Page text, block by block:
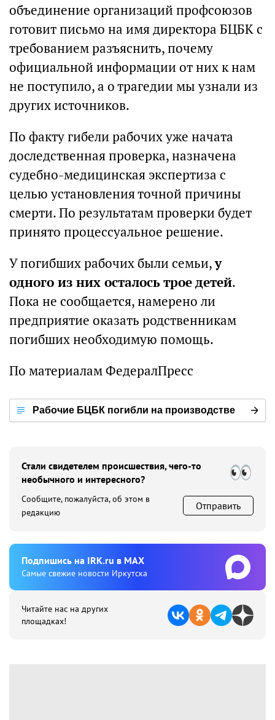
объединение организаций профсоюзов
готовит письмо на имя директора БЦБК с
требованием разъяснить, почему
официальной информации от них к нам
не поступило, а о трагедии мы узнали из
других источников.
По факту гибели рабочих уже начата
доследственная проверка, назначена
судебно-медицинская экспертиза с
целью установления точной причины
смерти. По результатам проверки будет
принято процессуальное решение.
У погибших рабочих были семьи,у
одного из них осталось трое детей.
Пока не сообщается, намерено ли
предприятие оказать родственникам
погибших необходимую помощь.
По материалам ФедералПресс
Рабочие БЦБК погибли на производстве
Стали свидетелем происшествия, чего-то
необычного и интересного?
Сообщите, пожалуйста, об этом в
редакцию
Отправить
Подпишиcь на IRK.ru в MAX
Cамые свежие новости Иркутска
Читайте нас на других
площадках!